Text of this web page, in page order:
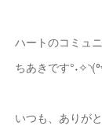
ハートのコミュ
ちあきです
いつも、ありが